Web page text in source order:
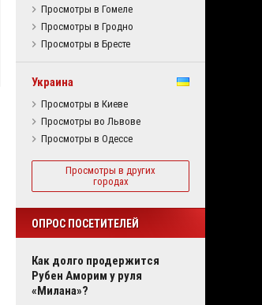
Просмотры в Гомеле
Просмотры в Гродно
Просмотры в Бресте
Украина
Просмотры в Киеве
Просмотры во Львове
Просмотры в Одессе
Просмотры в других
городах
ОПРОС ПОСЕТИТЕЛЕЙ
Как долго продержится
Рубен Аморим у руля
«Милана»?